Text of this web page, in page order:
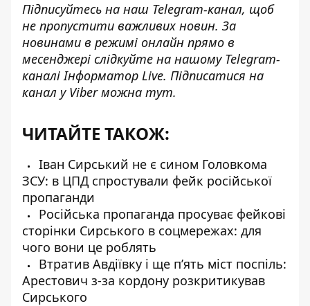
Підписуйтесь на наш Telegram-канал, щоб
не пропустити важливих новин. За
новинами в режимі онлайн прямо в
месенджері слідкуйте на нашому Telegram-
каналіІнформатор Live. Підписатися на
канал у Viber можна тут.
ЧИТАЙТЕ ТАКОЖ:
Іван Сирський не є сином Головкома
ЗСУ: в ЦПД спростували фейк російської
пропаганди
Російська пропаганда просуває фейкові
сторінки Сирського в соцмережах: для
чого вони це роблять
Втратив Авдіївку і ще пʼять міст поспіль:
Арестович з-за кордону розкритикував
Сирського